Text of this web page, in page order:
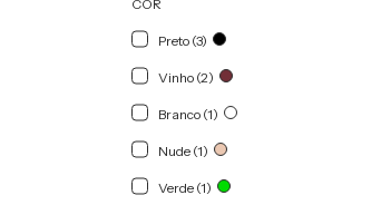
COR
Preto (3)
Vinho (2)
Branco (1)
Nude (1)
Verde (1)